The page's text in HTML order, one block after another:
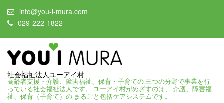
info@you-i-mura.com
029-222-1822
社会福祉法人ユーアイ村
高齢者支援・介護、障害福祉、保育・子育ての 三つの分野で事業を行
っている社会福祉法人です。 ユーアイ村がめざすのは、 介護、障害福
祉、保育（子育て）の まるごと包括ケアシステムです。